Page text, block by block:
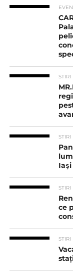
STIRI
STIRI
STIRI
ce
STIRI